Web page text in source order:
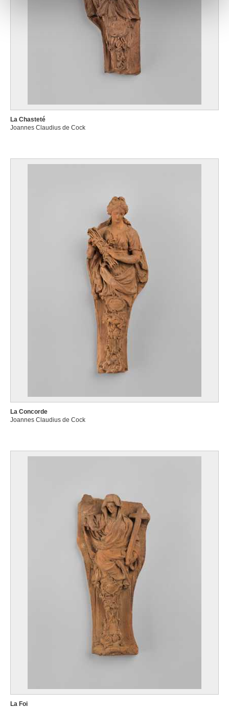
notre site avec nos partenaires de médias sociaux, de
publicité et d'analyse, qui peuvent combiner celles-ci
avec d'autres informations que vous leur avez fournies
ou qu'ils ont collectées lors de votre utilisation de leurs
La Chasteté
Joannes Claudius de Cock
La Concorde
Joannes Claudius de Cock
La Foi